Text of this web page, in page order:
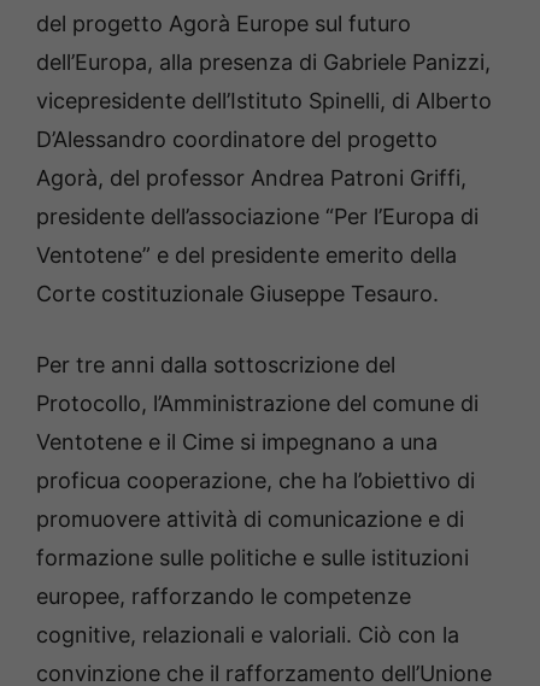
del progetto Agorà Europe sul futuro
dell’Europa, alla presenza di Gabriele Panizzi,
vicepresidente dell’Istituto Spinelli, di Alberto
D’Alessandro coordinatore del progetto
Agorà, del professor Andrea Patroni Griffi,
presidente dell’associazione “Per l’Europa di
Ventotene” e del presidente emerito della
Corte costituzionale Giuseppe Tesauro.
Per tre anni dalla sottoscrizione del
Protocollo, l’Amministrazione del comune di
Ventotene e il Cime si impegnano a una
proficua cooperazione, che ha l’obiettivo di
promuovere attività di comunicazione e di
formazione sulle politiche e sulle istituzioni
europee, rafforzando le competenze
cognitive, relazionali e valoriali. Ciò con la
convinzione che il rafforzamento dell’Unione